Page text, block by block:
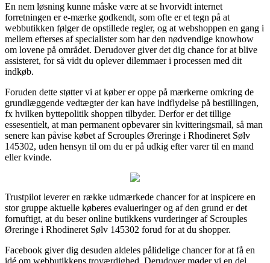
En nem løsning kunne måske være at se hvorvidt internet
forretningen er e-mærke godkendt, som ofte er et tegn på at
webbutikken følger de opstillede regler, og at webshoppen en gang i
mellem efterses af specialister som har den nødvendige knowhow
om lovene på området. Derudover giver det dig chance for at blive
assisteret, for så vidt du oplever dilemmaer i processen med dit
indkøb.
Foruden dette støtter vi at køber er oppe på mærkerne omkring de
grundlæggende vedtægter der kan have indflydelse på bestillingen,
fx hvilken byttepolitik shoppen tilbyder. Derfor er det tillige
essesentielt, at man permanent opbevarer sin kvitteringsmail, så man
senere kan påvise købet af Scrouples Øreringe i Rhodineret Sølv
145302, uden hensyn til om du er på udkig efter varer til en mand
eller kvinde.
Trustpilot leverer en række udmærkede chancer for at inspicere en
stor gruppe aktuelle køberes evalueringer og af den grund er det
fornuftigt, at du beser online butikkens vurderinger af Scrouples
Øreringe i Rhodineret Sølv 145302 forud for at du shopper.
Facebook giver dig desuden aldeles pålidelige chancer for at få en
idé om webbutikkens troværdighed. Derudover møder vi en del